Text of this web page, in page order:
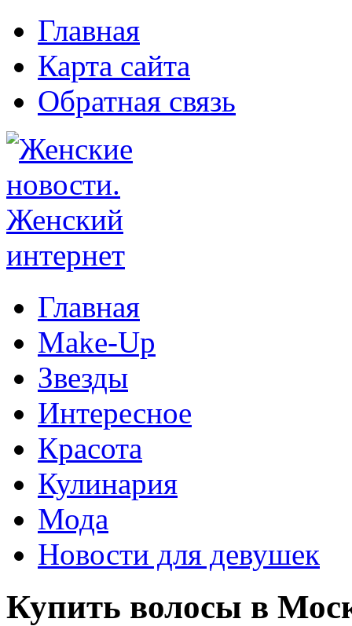
Главная
Карта сайта
Обратная связь
Главная
Make-Up
Звезды
Интересное
Красота
Кулинария
Мода
Новости для девушек
Купить волосы в